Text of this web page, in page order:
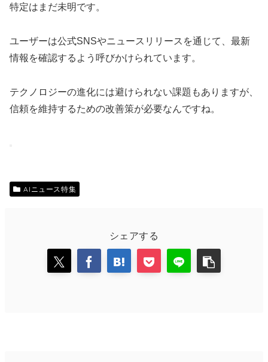
特定はまだ未明です。
ユーザーは公式SNSやニュースリリースを通じて、最新
情報を確認するよう呼びかけられています。
テクノロジーの進化には避けられない課題もありますが、
信頼を維持するための改善策が必要なんですね。
AIニュース特集
シェアする